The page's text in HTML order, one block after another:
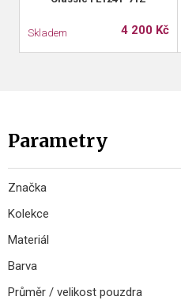
Skladem 4 200 Kč
Parametry
Značka
Kolekce
Materiál
Barva
Průměr / velikost pouzdra